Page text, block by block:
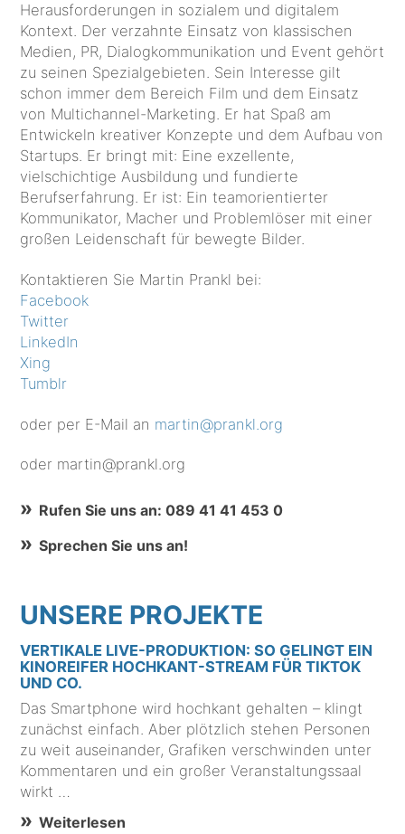
Herausforderungen in sozialem und digitalem
Kontext. Der verzahnte Einsatz von klassischen
Medien, PR, Dialogkommunikation und Event gehört
zu seinen Spezialgebieten. Sein Interesse gilt
schon immer dem Bereich Film und dem Einsatz
von Multichannel-Marketing. Er hat Spaß am
Entwickeln kreativer Konzepte und dem Aufbau von
Startups. Er bringt mit: Eine exzellente,
vielschichtige Ausbildung und fundierte
Berufserfahrung. Er ist: Ein teamorientierter
Kommunikator, Macher und Problemlöser mit einer
großen Leidenschaft für bewegte Bilder.
Kontaktieren Sie Martin Prankl bei:
Facebook
Twitter
LinkedIn
Xing
Tumblr
oder per E-Mail an martin@prankl.org
oder martin@prankl.org
Rufen Sie uns an: 089 41 41 453 0
Sprechen Sie uns an!
UNSERE PROJEKTE
VERTIKALE LIVE-PRODUKTION: SO GELINGT EIN
KINOREIFER HOCHKANT-STREAM FÜR TIKTOK
UND CO.
Das Smartphone wird hochkant gehalten – klingt
zunächst einfach. Aber plötzlich stehen Personen
zu weit auseinander, Grafiken verschwinden unter
Kommentaren und ein großer Veranstaltungssaal
wirkt …
Weiterlesen